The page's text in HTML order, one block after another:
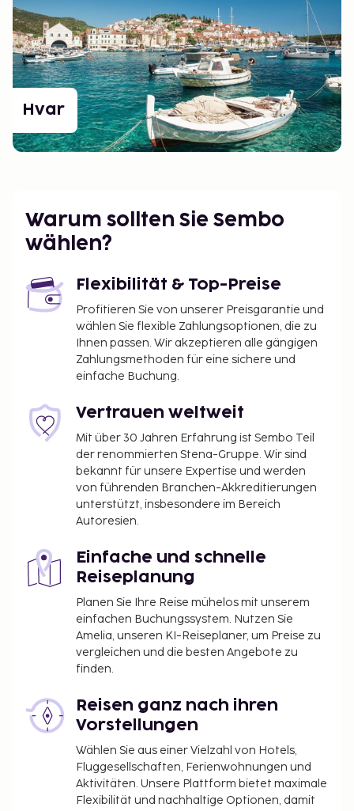
Hvar
Warum sollten Sie Sembo
wählen?
Flexibilität & Top-Preise
Profitieren Sie von unserer Preisgarantie und
wählen Sie flexible Zahlungsoptionen, die zu
Ihnen passen. Wir akzeptieren alle gängigen
Zahlungsmethoden für eine sichere und
einfache Buchung.
Vertrauen weltweit
Mit über 30 Jahren Erfahrung ist Sembo Teil
der renommierten Stena-Gruppe. Wir sind
bekannt für unsere Expertise und werden
von führenden Branchen-Akkreditierungen
unterstützt, insbesondere im Bereich
Autoresien.
Einfache und schnelle
Reiseplanung
Planen Sie Ihre Reise mühelos mit unserem
einfachen Buchungssystem. Nutzen Sie
Amelia, unseren KI-Reiseplaner, um Preise zu
vergleichen und die besten Angebote zu
finden.
Reisen ganz nach ihren
Vorstellungen
Wählen Sie aus einer Vielzahl von Hotels,
Fluggesellschaften, Ferienwohnungen und
Aktivitäten. Unsere Plattform bietet maximale
Flexibilität und nachhaltige Optionen, damit